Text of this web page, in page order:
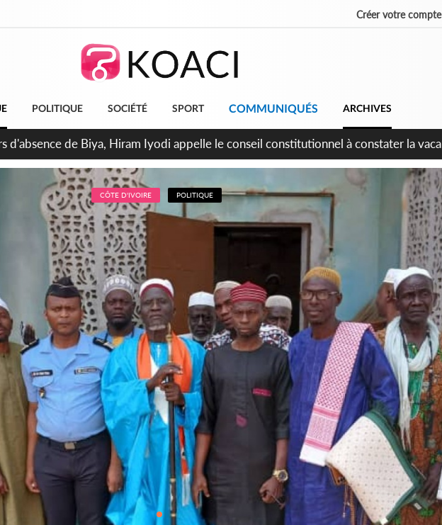
Créer votre compte
POLITIQUE SOCIÉTÉ SPORT COMMUNIQUÉS ARCHIVES
la pagaille au PDCI-RDA, Lessiehi bannit les mouvements sauvages
CÔTE D'IVOIRE POLITIQUE